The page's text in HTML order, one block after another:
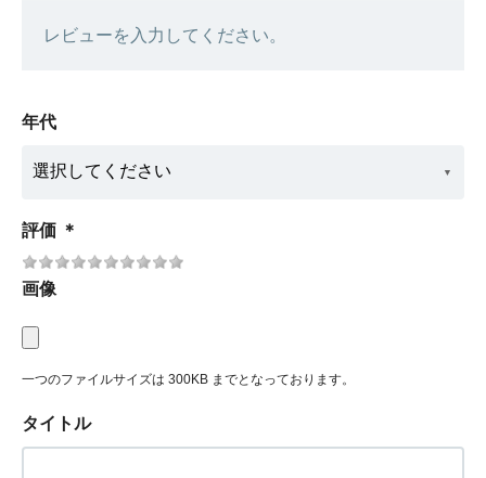
レビューを入力してください。
年代
評価 ＊
画像
一つのファイルサイズは 300KB までとなっております。
タイトル